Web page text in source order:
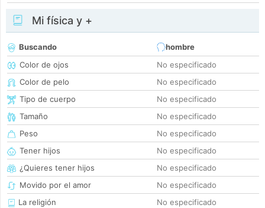
Mi física y +
Buscando
hombre
Color de ojos
No especificado
Color de pelo
No especificado
Tipo de cuerpo
No especificado
Tamaño
No especificado
Peso
No especificado
Tener hijos
No especificado
¿Quieres tener hijos
No especificado
Movido por el amor
No especificado
La religión
No especificado